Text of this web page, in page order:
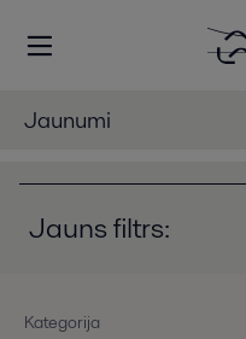
Jaunumi
Jauns filtrs:
Kategorija